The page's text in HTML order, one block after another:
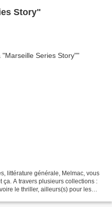
Story"
littérature générale, Melmac, vous
ça. A travers plusieurs collections :
le thriller, ailleurs(s) pour les